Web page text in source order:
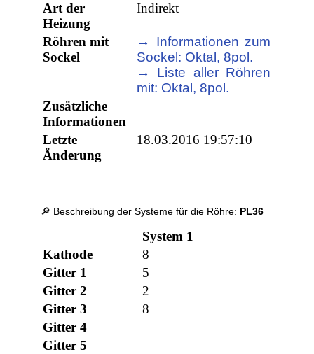
Art der
Heizung
Indirekt
Röhren mit
Sockel
→ Informationen zum
Sockel: Oktal, 8pol.
→ Liste aller Röhren
mit: Oktal, 8pol.
Zusätzliche
Informationen
Letzte
Änderung
18.03.2016 19:57:10
🔎 Beschreibung der Systeme für die Röhre: PL36
System 1
Kathode
8
Gitter 1
5
Gitter 2
2
Gitter 3
8
Gitter 4
Gitter 5